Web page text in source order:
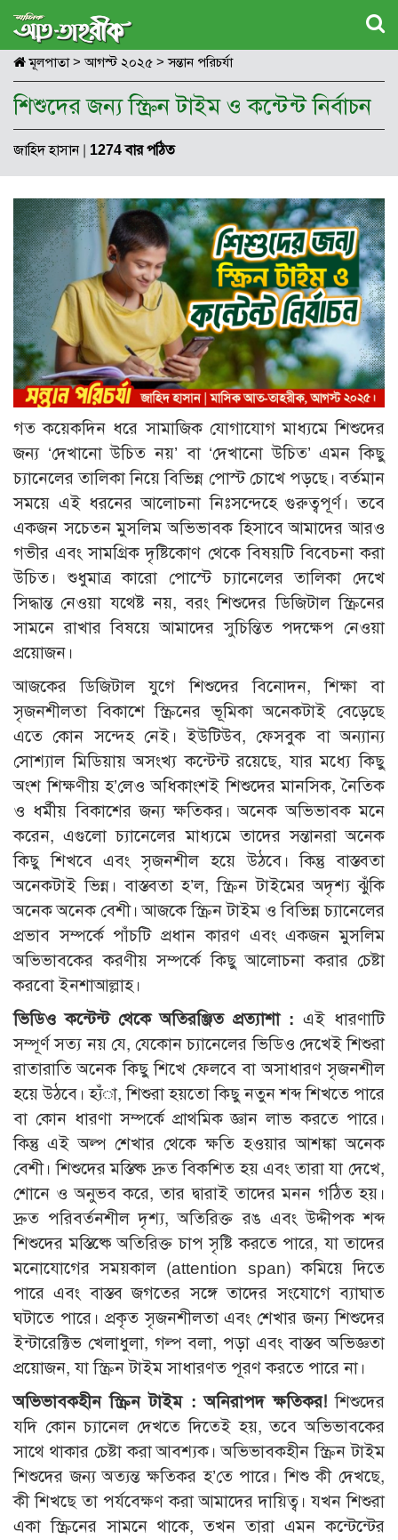
মূলপাতা> আগস্ট ২০২৫ > সন্তান পরিচর্যা
শিশুদের জন্য স্ক্রিন টাইম ও কন্টেন্ট নির্বাচন
জাহিদ হাসান| 1274 বার পঠিত
গত কয়েকদিন ধরে সামাজিক যোগাযোগ মাধ্যমে শিশুদের
জন্য ‘দেখানো উচিত নয়’ বা ‘দেখানো উচিত’ এমন কিছু
চ্যানেলের তালিকা নিয়ে বিভিন্ন পোস্ট চোখে পড়ছে। বর্তমান
সময়ে এই ধরনের আলোচনা নিঃসন্দেহে গুরুত্বপূর্ণ। তবে
একজন সচেতন মুসলিম অভিভাবক হিসাবে আমাদের আরও
গভীর এবং সামগ্রিক দৃষ্টিকোণ থেকে বিষয়টি বিবেচনা করা
উচিত। শুধুমাত্র কারো পোস্টে চ্যানেলের তালিকা দেখে
সিদ্ধান্ত নেওয়া যথেষ্ট নয়, বরং শিশুদের ডিজিটাল স্ক্রিনের
সামনে রাখার বিষয়ে আমাদের সুচিন্তিত পদক্ষেপ নেওয়া
প্রয়োজন।
আজকের ডিজিটাল যুগে শিশুদের বিনোদন, শিক্ষা বা
সৃজনশীলতা বিকাশে স্ক্রিনের ভূমিকা অনেকটাই বেড়েছে
এতে কোন সন্দেহ নেই। ইউটিউব, ফেসবুক বা অন্যান্য
সোশ্যাল মিডিয়ায় অসংখ্য কন্টেন্ট রয়েছে, যার মধ্যে কিছু
অংশ শিক্ষণীয় হ’লেও অধিকাংশই শিশুদের মানসিক, নৈতিক
ও ধর্মীয় বিকাশের জন্য ক্ষতিকর। অনেক অভিভাবক মনে
করেন, এগুলো চ্যানেলের মাধ্যমে তাদের সন্তানরা অনেক
কিছু শিখবে এবং সৃজনশীল হয়ে উঠবে। কিন্তু বাস্তবতা
অনেকটাই ভিন্ন। বাস্তবতা হ’ল, স্ক্রিন টাইমের অদৃশ্য ঝুঁকি
অনেক অনেক বেশী। আজকে স্ক্রিন টাইম ও বিভিন্ন চ্যানেলের
প্রভাব সম্পর্কে পাঁচটি প্রধান কারণ এবং একজন মুসলিম
অভিভাবকের করণীয় সম্পর্কে কিছু আলোচনা করার চেষ্টা
করবো ইনশাআল্লাহ।
ভিডিও কন্টেন্ট থেকে অতিরঞ্জিত প্রত্যাশা : এই ধারণাটি
সম্পূর্ণ সত্য নয় যে, যেকোন চ্যানেলের ভিডিও দেখেই শিশুরা
রাতারাতি অনেক কিছু শিখে ফেলবে বা অসাধারণ সৃজনশীল
হয়ে উঠবে। হ্যঁা, শিশুরা হয়তো কিছু নতুন শব্দ শিখতে পারে
বা কোন ধারণা সম্পর্কে প্রাথমিক জ্ঞান লাভ করতে পারে।
কিন্তু এই অল্প শেখার থেকে ক্ষতি হওয়ার আশঙ্কা অনেক
বেশী। শিশুদের মস্তিষ্ক দ্রুত বিকশিত হয় এবং তারা যা দেখে,
শোনে ও অনুভব করে, তার দ্বারাই তাদের মনন গঠিত হয়।
দ্রুত পরিবর্তনশীল দৃশ্য, অতিরিক্ত রঙ এবং উদ্দীপক শব্দ
শিশুদের মস্তিষ্কে অতিরিক্ত চাপ সৃষ্টি করতে পারে, যা তাদের
মনোযোগের সময়কাল (attention span) কমিয়ে দিতে
পারে এবং বাস্তব জগতের সঙ্গে তাদের সংযোগে ব্যাঘাত
ঘটাতে পারে। প্রকৃত সৃজনশীলতা এবং শেখার জন্য শিশুদের
ইন্টারেক্টিভ খেলাধুলা, গল্প বলা, পড়া এবং বাস্তব অভিজ্ঞতা
প্রয়োজন, যা স্ক্রিন টাইম সাধারণত পূরণ করতে পারে না।
অভিভাবকহীন স্ক্রিন টাইম : অনিরাপদ ক্ষতিকর!শিশুদের
যদি কোন চ্যানেল দেখতে দিতেই হয়, তবে অভিভাবকের
সাথে থাকার চেষ্টা করা আবশ্যক। অভিভাবকহীন স্ক্রিন টাইম
শিশুদের জন্য অত্যন্ত ক্ষতিকর হ’তে পারে। শিশু কী দেখছে,
কী শিখছে তা পর্যবেক্ষণ করা আমাদের দায়িত্ব। যখন শিশুরা
একা স্ক্রিনের সামনে থাকে, তখন তারা এমন কন্টেন্টের